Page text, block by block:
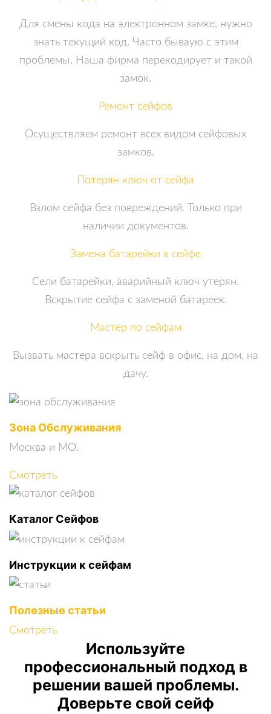
Для смены кода на электронном замке, нужно
знать текущий код. Часто бываую с этим
проблемы. Наша фирма перекодирует и такой
замок.
Ремонт сейфов
Осуществляем ремонт всех видом сейфовых
замков.
Потерян ключ от сейфа
Взлом сейфа без повреждений. Только при
наличии документов.
Замена батарейки в сейфе
Сели батарейки, аварийный ключ утерян.
Вскрытие сейфа с заменой батареек.
Мастер по сейфам
Вызвать мастера вскрыть сейф в офис, на дом, на
дачу.
Зона Обслуживания
Москва и МО.
Смотреть
Каталог Сейфов
Инструкции к сейфам
Полезные статьи
Смотреть
Используйте
профессиональный подход в
решении вашей проблемы.
Доверьте свой сейф